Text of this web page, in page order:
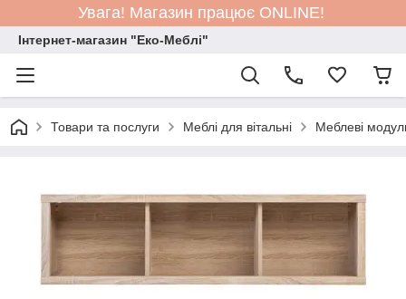
Увага! Магазин працює ONLINE!
Інтернет-магазин "Еко-Меблі"
Товари та послуги Меблі для вітальні Меблеві